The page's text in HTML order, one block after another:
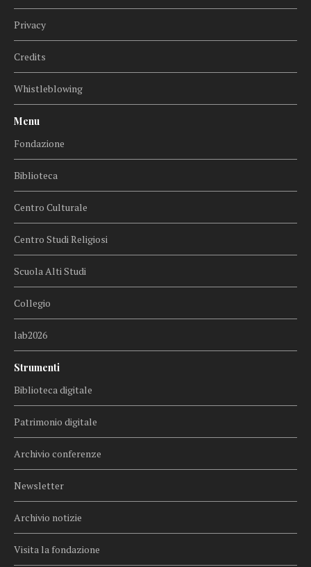
Privacy
Credits
Whistleblowing
Menu
Fondazione
Biblioteca
Centro Culturale
Centro Studi Religiosi
Scuola Alti Studi
Collegio
lab2026
Strumenti
Biblioteca digitale
Patrimonio digitale
Archivio conferenze
Newsletter
Archivio notizie
Visita la fondazione